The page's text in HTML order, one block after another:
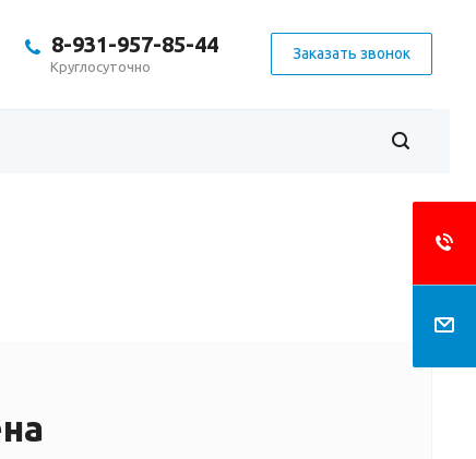
8-931-957-85-44
Круглосуточно
Заказать звонок